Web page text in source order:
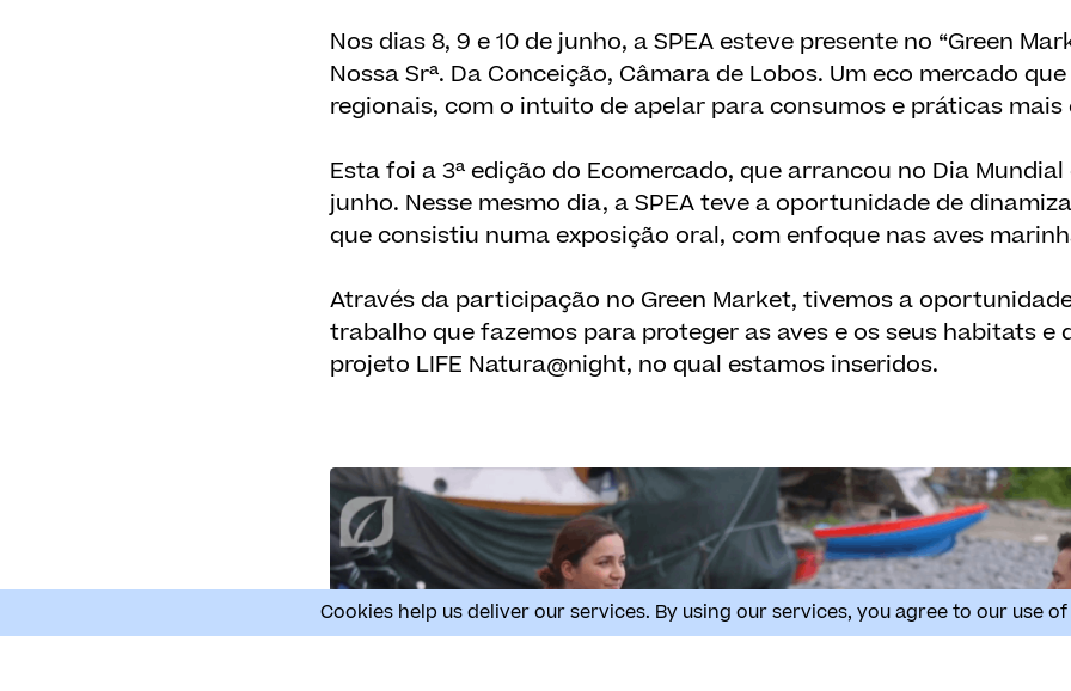
Nos dias 8, 9 e 10 de junho, a SPEA esteve presente no “Green
Nossa Srª. Da Conceição, Câmara de Lobos. Um eco mercado
regionais, com o intuito de apelar para consumos e práticas mais
Esta foi a 3ª edição do Ecomercado, que arrancou no Dia Mundial
junho. Nesse mesmo dia, a SPEA teve a oportunidade de
que consistiu numa exposição oral, com enfoque nas aves
Através da participação no Green Market, tivemos a
trabalho que fazemos para proteger as aves e os seus habitats e
projeto LIFE Natura@night, no qual estamos inseridos.
Cookies help us deliver our services. By using our services, you agree to our use